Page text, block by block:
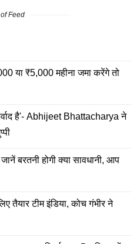
Feed
या ₹5,000 महीना जमा करेंगे तो
है'- Abhijeet Bhattacharya ने
बरतनी होगी क्या सावधानी, आप
तैयार टीम इंडिया, कोच गंभीर ने